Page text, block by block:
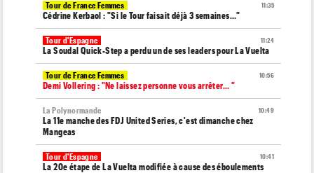
11:35
Tour de France Femmes
Cédrine Kerbaol : "Si le Tour faisait déjà 3 semaines..."
11:24
Tour d'Espagne
La Soudal Quick-Step a perdu un de ses leaders pour La Vuelta
10:56
Tour de France Femmes
Demi Vollering : "Ne laissez personne vous arrêter... "
10:49
La Polynormande
La 11e manche des FDJ United Series, c'est dimanche chez
Mangeas
10:41
Tour d'Espagne
La 20e étape de La Vuelta modifiée à cause des éboulements